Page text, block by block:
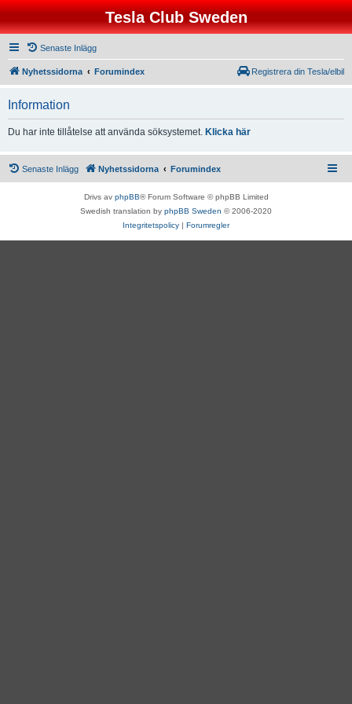
Tesla Club Sweden
Senaste Inlägg
Nyhetssidorna Forumindex Registrera din Tesla/elbil
Information
Du har inte tillåtelse att använda söksystemet. Klicka här
Senaste Inlägg Nyhetssidorna Forumindex
Drivs av phpBB® Forum Software © phpBB Limited
Swedish translation by phpBB Sweden © 2006-2020
Integritetspolicy | Forumregler